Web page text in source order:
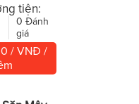
Đá
tiện:
0 Đánh
giá
/ VNĐ /